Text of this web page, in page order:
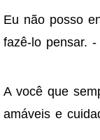
Eu não posso
fazê-lo pensar.
A você que
amáveis e